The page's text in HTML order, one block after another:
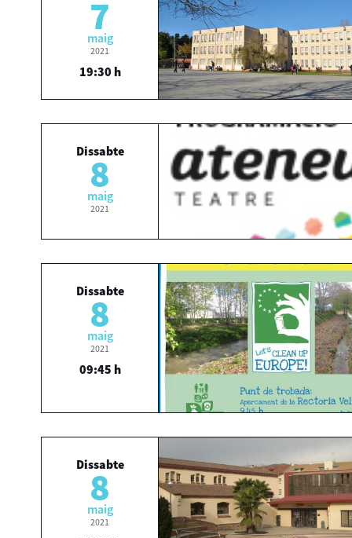
7
maig
2021
19:30 h
Dissabte
8
maig
2021
Dissabte
8
maig
2021
09:45 h
Dissabte
8
maig
2021